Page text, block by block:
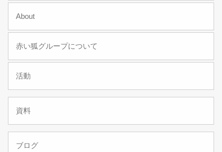
About
赤い狐グループについて
活動
資料
ブログ